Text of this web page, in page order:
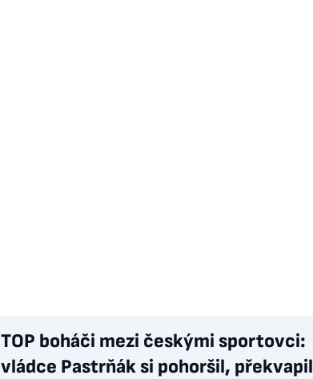
TOP boháči mezi českými sportovci:
vládce Pastrňák si pohoršil, překvapil